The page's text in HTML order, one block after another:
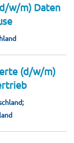
w/m) Daten
(d/w/m)